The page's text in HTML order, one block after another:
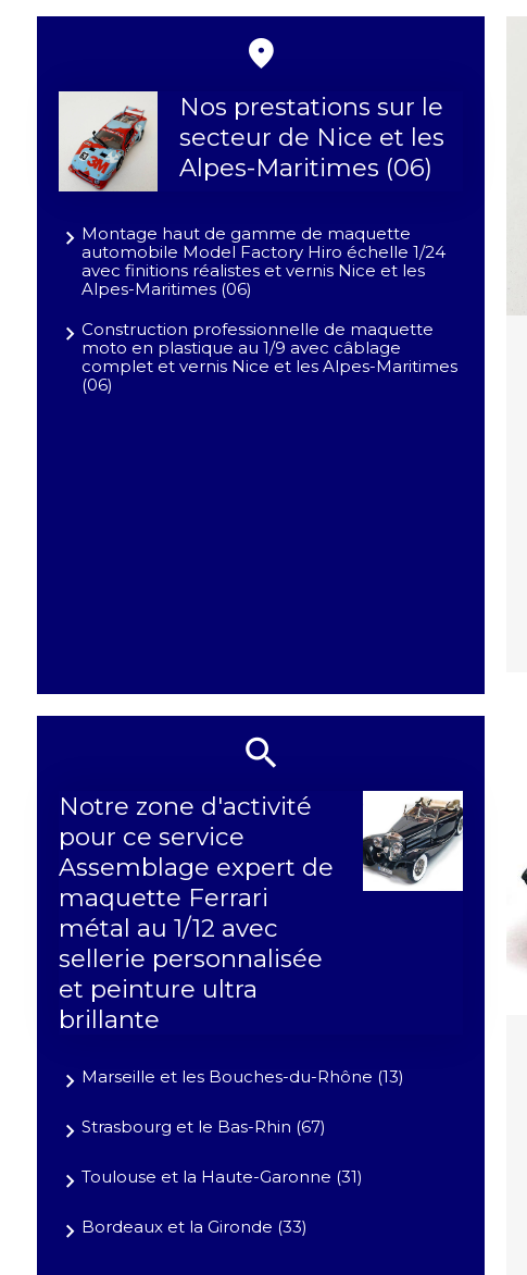
Nos prestations sur le
secteur de Nice et les
Alpes-Maritimes (06)
Montage haut de gamme de maquette
automobile Model Factory Hiro échelle 1/24
avec finitions réalistes et vernis Nice et les
Alpes-Maritimes (06)
Construction professionnelle de maquette
moto en plastique au 1/9 avec câblage
complet et vernis Nice et les Alpes-Maritimes
(06)
Notre zone d'activité
pour ce service
Assemblage expert de
maquette Ferrari
métal au 1/12 avec
sellerie personnalisée
et peinture ultra
brillante
Marseille et les Bouches-du-Rhône (13)
Strasbourg et le Bas-Rhin (67)
Toulouse et la Haute-Garonne (31)
Bordeaux et la Gironde (33)